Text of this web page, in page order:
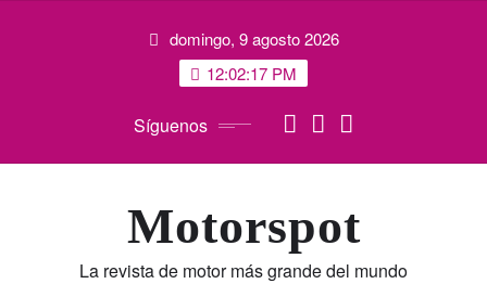
domingo, 9 agosto 2026
12:02:18 PM
Síguenos
Motorspot
La revista de motor más grande del mundo